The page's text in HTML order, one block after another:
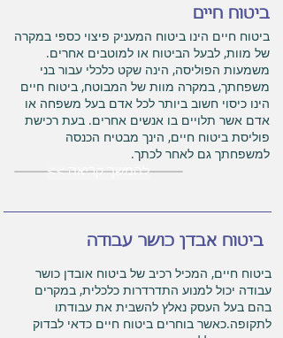
ביטוח חיים הינו ביטוח המעניק פיצוי כספי במקרה
של מוות, לבעל הביטוח או למוטבים אחרים.
משמעות הפוליסה, הינה שקט כלכלי עבור בני
משפחתך, במקרה מוות של המבוטח, ביטוח חיים
הינו כיסוי חשוב ביותר לכל אדם בעל משפחה או
אדם אשר תלויים בו אנשים אחרים. בעת רכישת
פוליסת ביטוח חיים, הינך מבטיח הכנסה
למשפחתך גם לאחר לכתך.
ביטוח חיים
ביטוח אבדן כושר עבודה
ביטוח חיים, המכיל רכיב של ביטוח אובדן כושר
עבודה יכול למנוע התדרדרות כלכלית, במקרים
בהם בעל העסק נאלץ להשבית את עבודתו
לתקופה.כאשר בוחרים ביטוח חיים כדאי לבדוק
<< להמשך קריאה